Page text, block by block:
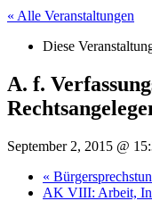
« Alle Veranstaltungen
Diese
A. f.
September 2, 2015 @
«
AK VIII: Arbeit,